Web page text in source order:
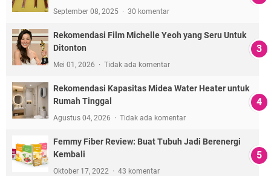
September 08, 2025 30 komentar
Rekomendasi Film Michelle Yeoh yang Seru Untuk
Ditonton
Mei 01, 2026 Tidak ada komentar
Rekomendasi Kapasitas Midea Water Heater untuk
Rumah Tinggal
Agustus 04, 2026 Tidak ada komentar
Femmy Fiber Review: Buat Tubuh Jadi Berenergi
Kembali
Oktober 17, 2022 43 komentar